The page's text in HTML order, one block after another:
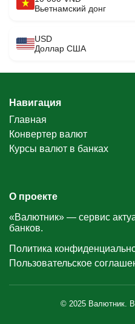
Вьетнамский донг
USD
Доллар США
Навигация
Главная
Конвертер валют
Курсы валют в банках
О проекте
«Валютник» — сервис
банков.
Политика
Пользовательское
© 2025 Валютник.